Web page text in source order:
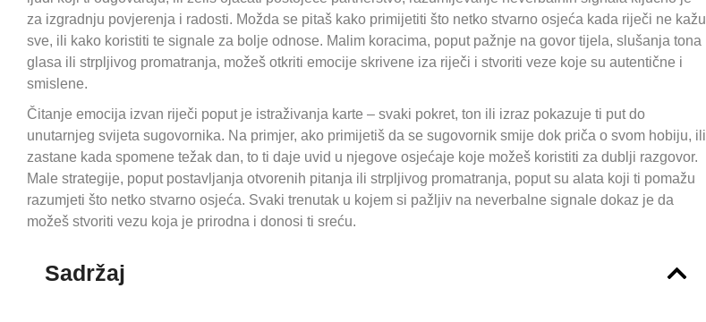
za izgradnju povjerenja i radosti. Možda se pitaš kako primijetiti što netko stvarno osjeća kada riječi ne kažu
sve, ili kako koristiti te signale za bolje odnose. Malim koracima, poput pažnje na govor tijela, slušanja tona
glasa ili strpljivog promatranja, možeš otkriti emocije skrivene iza riječi i stvoriti veze koje su autentične i
smislene.
Čitanje emocija izvan riječi poput je istraživanja karte – svaki pokret, ton ili izraz pokazuje ti put do
unutarnjeg svijeta sugovornika. Na primjer, ako primijetiš da se sugovornik smije dok priča o svom hobiju, ili
zastane kada spomene težak dan, to ti daje uvid u njegove osjećaje koje možeš koristiti za dublji razgovor.
Male strategije, poput postavljanja otvorenih pitanja ili strpljivog promatranja, poput su alata koji ti pomažu
razumjeti što netko stvarno osjeća. Svaki trenutak u kojem si pažljiv na neverbalne signale dokaz je da
možeš stvoriti vezu koja je prirodna i donosi ti sreću.
Sadržaj